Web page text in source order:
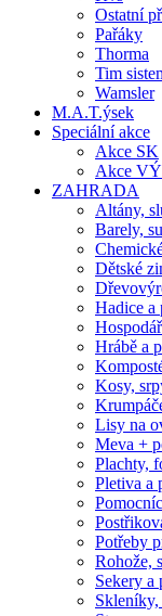
Ostatní
Pařáky
Thorma
Tim
Wamsler
M.A.T.ýsek
Speciální akce
Akce SK
Akce
ZAHRADA
Altány,
Barely,
Dětské
Hadice a
Hrábě a
Kosy,
Lisy na
Meva +
Plachty,
Pletiva a
Potřeby
Rohože,
Sekery a